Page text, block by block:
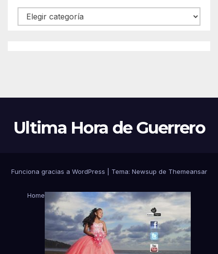
Categorías
Ultima Hora de Guerrero
Funciona gracias a WordPress Tema: Newsup de Themeansar
Home